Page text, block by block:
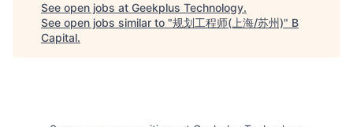
See open jobs at Geekplus Technology.
See open jobs similar to "规划工程师(上海/苏州)" B
Capital.